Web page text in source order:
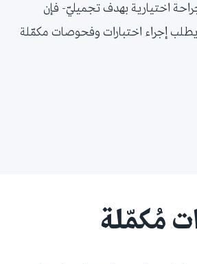
اختيارية بهدف تجميليّ- فإن
إجراء اختبارات وفحوصات مكمّلة